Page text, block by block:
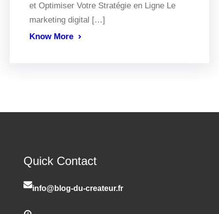
et Optimiser Votre Stratégie en Ligne Le
marketing digital […]
Know More
Quick Contact
info@blog-du-createur.fr